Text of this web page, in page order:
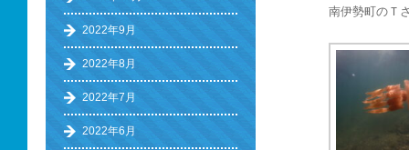
南伊勢町のＴ
2022年9月
2022年8月
2022年7月
2022年6月